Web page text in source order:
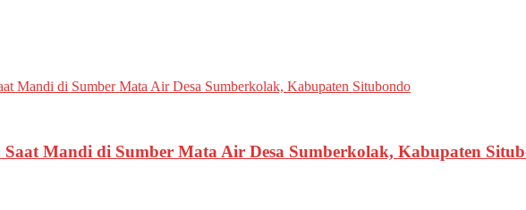
Mandi di Sumber Mata Air Desa Sumberkolak, Kabupaten